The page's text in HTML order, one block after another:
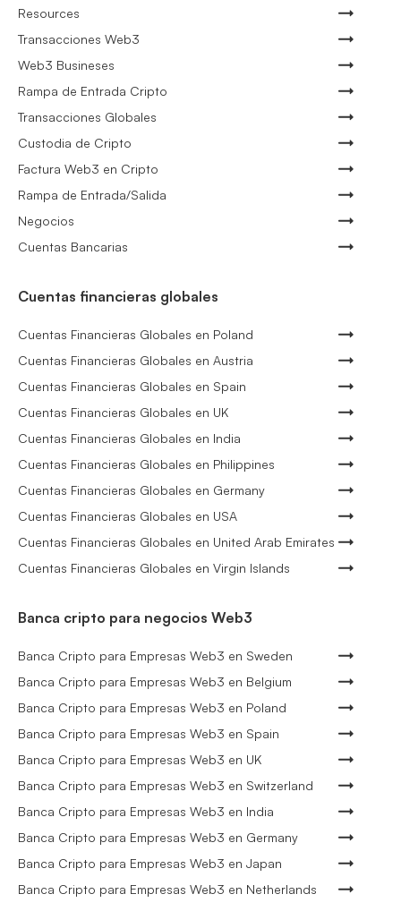
Resources
Transacciones Web3
Web3 Busineses
Rampa de Entrada Cripto
Transacciones Globales
Custodia de Cripto
Factura Web3 en Cripto
Rampa de Entrada/Salida
Negocios
Cuentas Bancarias
Cuentas financieras globales
Cuentas Financieras Globales en Poland
Cuentas Financieras Globales en Austria
Cuentas Financieras Globales en Spain
Cuentas Financieras Globales en UK
Cuentas Financieras Globales en India
Cuentas Financieras Globales en Philippines
Cuentas Financieras Globales en Germany
Cuentas Financieras Globales en USA
Cuentas Financieras Globales en United Arab Emirates
Cuentas Financieras Globales en Virgin Islands
Banca cripto para negocios Web3
Banca Cripto para Empresas Web3 en Sweden
Banca Cripto para Empresas Web3 en Belgium
Banca Cripto para Empresas Web3 en Poland
Banca Cripto para Empresas Web3 en Spain
Banca Cripto para Empresas Web3 en UK
Banca Cripto para Empresas Web3 en Switzerland
Banca Cripto para Empresas Web3 en India
Banca Cripto para Empresas Web3 en Germany
Banca Cripto para Empresas Web3 en Japan
Banca Cripto para Empresas Web3 en Netherlands